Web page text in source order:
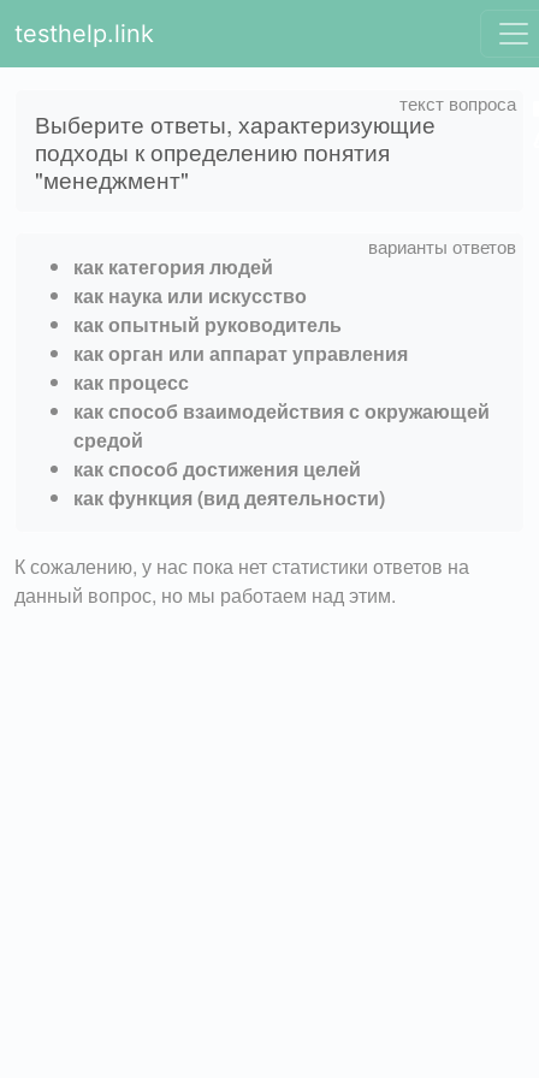
testhelp.link
Выберите ответы, характеризующие
подходы к определению понятия
"менеджмент"
как категория людей
как наука или искусство
как опытный руководитель
как орган или аппарат управления
как процесс
как способ взаимодействия с окружающей
средой
как способ достижения целей
как функция (вид деятельности)
К сожалению, у нас пока нет статистики ответов на
данный вопрос, но мы работаем над этим.